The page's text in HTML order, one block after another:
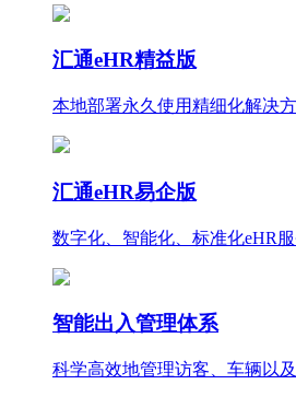
汇通eHR精益版
本地部署永久使用精细化解决
汇通eHR易企版
数字化、智能化、标准化eHR
智能出入管理体系
科学高效地管理访客、车辆以